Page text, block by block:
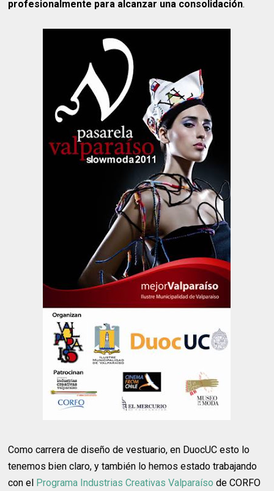
profesionalmente para alcanzar una consolidación.
Como carrera de diseño de vestuario, en DuocUC esto lo
tenemos bien claro, y también lo hemos estado trabajando
con el Programa Industrias Creativas Valparaíso de CORFO